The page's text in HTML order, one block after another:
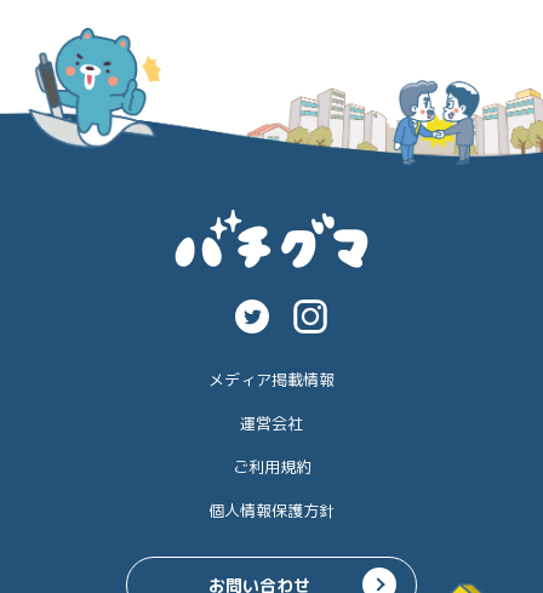
メディア掲載情報
運営会社
ご利用規約
個人情報保護方針
お問い合わせ